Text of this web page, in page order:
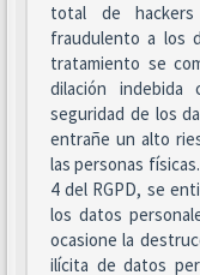
total de
fraudulento a los
tratamiento se
dilación indebida
seguridad de los
entrañe un alto
las personas
4 del RGPD, se
los datos
ocasione la
ilícita de datos